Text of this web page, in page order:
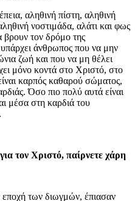
αληθινή πίστη, αληθινή
νοστιμάδα, αλάτι και φως
τον δρόμο της
άνθρωπος που να μην
ζωή και που να μη θέλει
μόνο κοντά στο Χριστό, στο
καρπός καθαρού σώματος,
Όσο πιο πολύ αυτά είναι
μέσα στη καρδιά του
τον Χριστό, παίρνετε χάρη
των διωγμών, έπιασαν